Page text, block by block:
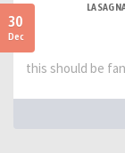
30
Dec
this should be